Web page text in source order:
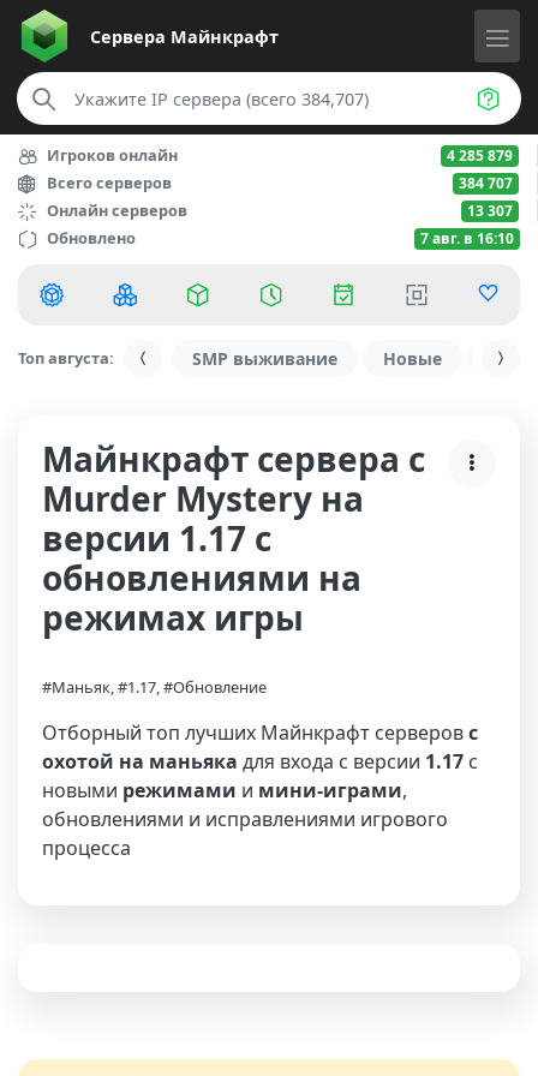
Сервера Майнкрафт
Игроков онлайн 4 285 879
Всего серверов 384 707
Онлайн серверов 13 307
Обновлено 7 авг. в 16:10
Топ августа: SMP выживание Новые С
Майнкрафт сервера с
Murder Mystery на
версии 1.17 с
обновлениями на
режимах игры
#Маньяк, #1.17, #Обновление
Отборный топ лучших Майнкрафт серверовс
охотой на маньяка для входа с версии 1.17 с
новыми режимами и мини-играми,
обновлениями и исправлениями игрового
процесса